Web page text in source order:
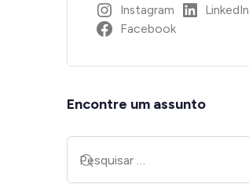
Instagram
LinkedIn
Facebook
Encontre um assunto